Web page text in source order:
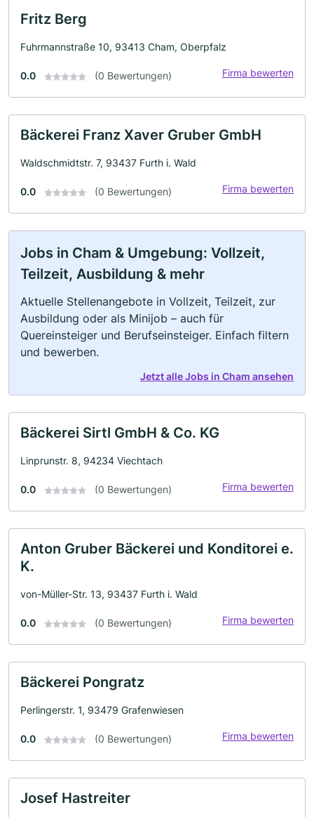
Fritz Berg
Fuhrmannstraße 10, 93413 Cham, Oberpfalz
0.0 (0 Bewertungen) Firma bewerten
Bäckerei Franz Xaver Gruber GmbH
Waldschmidtstr. 7, 93437 Furth i. Wald
0.0 (0 Bewertungen) Firma bewerten
Jobs in Cham & Umgebung: Vollzeit,
Teilzeit, Ausbildung & mehr
Aktuelle Stellenangebote in Vollzeit, Teilzeit, zur
Ausbildung oder als Minijob – auch für
Quereinsteiger und Berufseinsteiger. Einfach filtern
und bewerben.
Jetzt alle Jobs in Cham ansehen
Bäckerei Sirtl GmbH & Co. KG
Linprunstr. 8, 94234 Viechtach
0.0 (0 Bewertungen) Firma bewerten
Anton Gruber Bäckerei und Konditorei e.
K.
von-Müller-Str. 13, 93437 Furth i. Wald
0.0 (0 Bewertungen) Firma bewerten
Bäckerei Pongratz
Perlingerstr. 1, 93479 Grafenwiesen
0.0 (0 Bewertungen) Firma bewerten
Josef Hastreiter